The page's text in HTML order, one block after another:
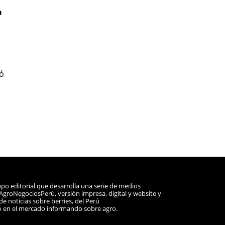
editorial que desarrolla una serie de medios
versión impresa, digital y website y
noticias sobre berries, del Perú
en el mercado informando sobre agro.